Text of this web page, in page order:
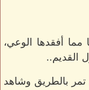
أفقدها الوعي،
القديم..
بالطريق وشاهد